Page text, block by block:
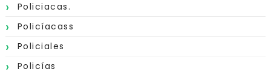
Policiacas.
Policíacass
Policiales
Policías